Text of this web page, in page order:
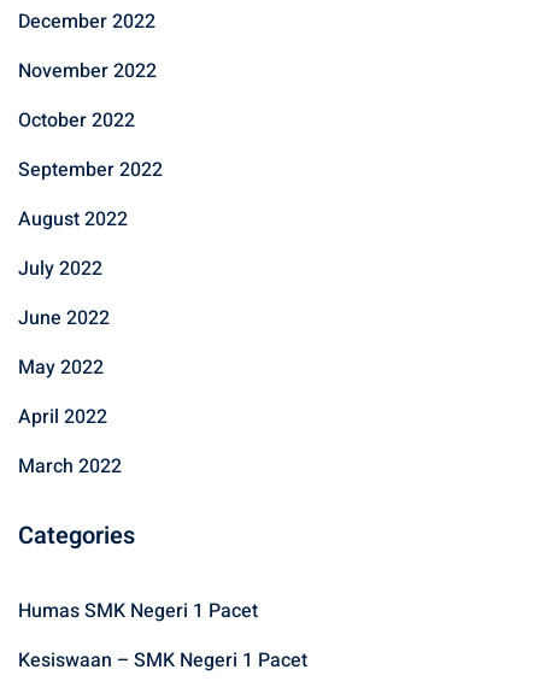
December 2022
November 2022
October 2022
September 2022
August 2022
July 2022
June 2022
May 2022
April 2022
March 2022
Categories
Humas SMK Negeri 1 Pacet
Kesiswaan – SMK Negeri 1 Pacet